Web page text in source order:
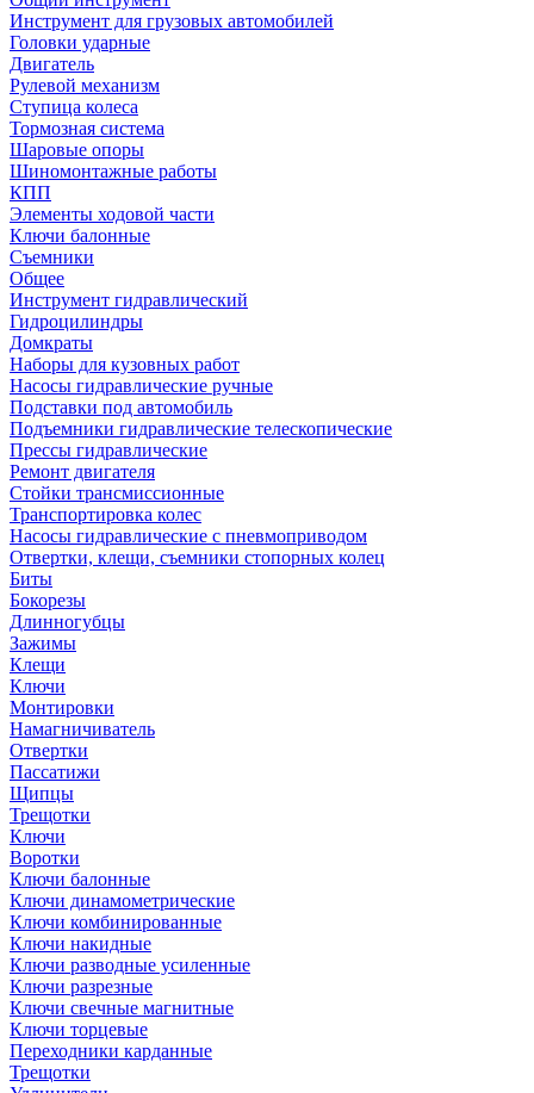
Инструмент для грузовых автомобилей
Головки ударные
Двигатель
Рулевой механизм
Ступица колеса
Тормозная система
Шаровые опоры
Шиномонтажные работы
КПП
Элементы ходовой части
Ключи балонные
Съемники
Общее
Инструмент гидравлический
Гидроцилиндры
Домкраты
Наборы для кузовных работ
Насосы гидравлические ручные
Подставки под автомобиль
Подъемники гидравлические телескопические
Прессы гидравлические
Ремонт двигателя
Стойки трансмиссионные
Транспортировка колес
Насосы гидравлические с пневмоприводом
Отвертки, клещи, съемники стопорных колец
Биты
Бокорезы
Длинногубцы
Зажимы
Клещи
Ключи
Монтировки
Намагничиватель
Отвертки
Пассатижи
Щипцы
Трещотки
Ключи
Воротки
Ключи балонные
Ключи динамометрические
Ключи комбинированные
Ключи накидные
Ключи разводные усиленные
Ключи разрезные
Ключи свечные магнитные
Ключи торцевые
Переходники карданные
Трещотки